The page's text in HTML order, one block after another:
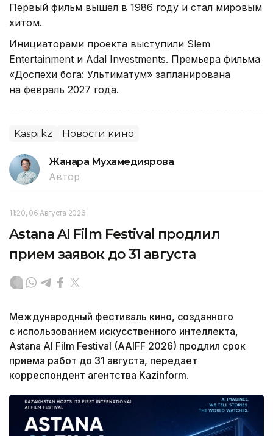
Первый фильм вышел в 1986 году и стал мировым
хитом.
Инициаторами проекта выступили Sәlem
Entertainment и Adal Investments. Премьера фильма
«Доспехи бога: Ультиматум» запланирована
на февраль 2027 года.
Kaspi.kz Новости кино
Жанара Мухамедиярова
Автор
11:20, 06 Августа 2026
Astana AI Film Festival продлил
прием заявок до 31 августа
Международный фестиваль кино, созданного
с использованием искусственного интеллекта,
Astana AI Film Festival (AAIFF 2026) продлил срок
приема работ до 31 августа, передает
корреспондент агентства Kazinform.